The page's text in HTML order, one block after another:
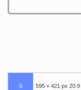
S 595 × 421 px